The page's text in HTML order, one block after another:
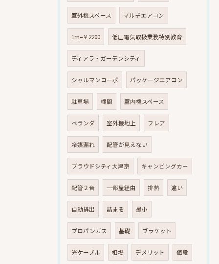
室外機スペース マルチエアコン
1m=￥2200 低圧電気取扱業務特別教育
ティアラ・ガーデンシティ
シャルマンコーポ パッケージエアコン
駐車場 欄間 室内機スペース
ベランダ 室外機地上 フレア
冷媒漏れ 配管が見えない
プラウドシティ大津京 キャンピングカー
配管２台 一部屋経由 排熱 違い
自動排出 詰まる 最小
プロパンガス 基礎 ブラケット
光ケーブル 相場 デメリット 値段